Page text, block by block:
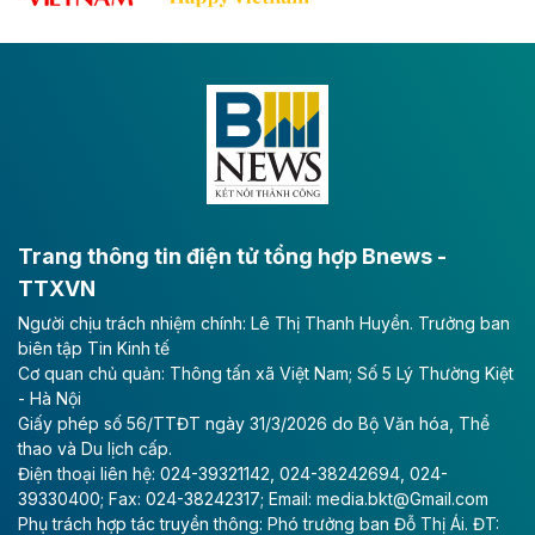
tốc CT.11 qua Ninh Bình
Đông A dài khoảng 25,1 km được kỳ vọng sẽ tạo động
lực phát triển kinh tế - xã hội khu vực phía Nam đồng
Long Thành
Tổng công ty Cảng hàng không Việt Nam - CTCP
(ACV) vừa lập kỷ lục mới về lợi nhuận trong quý
II/2026.
Theo baodautu.vn
Vinaconex lập đỉnh doanh thu
Tổng CTCP Xuất nhập khẩu và Xây dựng Việt Nam
(Vinaconex) đã khép lại nửa đầu năm với doanh thu
Trang thông tin điện tử tổng hợp Bnews -
TTXVN
Người chịu trách nhiệm chính: Lê Thị Thanh Huyền. Trưởng ban
biên tập Tin Kinh tế
Cơ quan chủ quản: Thông tấn xã Việt Nam; Số 5 Lý Thường Kiệt
- Hà Nội
Giấy phép số 56/TTĐT ngày 31/3/2026 do Bộ Văn hóa, Thể
thao và Du lịch cấp.
Điện thoại liên hệ: 024-39321142, 024-38242694, 024-
39330400; Fax: 024-38242317; Email: media.bkt@Gmail.com
Phụ trách hợp tác truyền thông: Phó trưởng ban Đỗ Thị Ái. ĐT: